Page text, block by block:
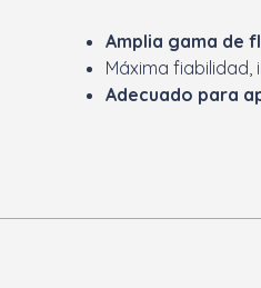
Amplia gama de
Máxima fiabilidad,
Adecuado para